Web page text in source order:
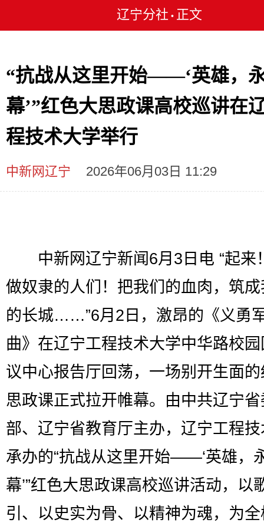
辽宁分社 • 正文
“抗战从这里开始——‘英雄，
幕’”红色大思政课高校巡讲在
程技术大学举行
中新网辽宁 2026年06月03日 11:29
中新网辽宁新闻6月3日电 “起来
做奴隶的人们！把我们的血肉，筑
的长城……”6月2日，激昂的《义勇
曲》在辽宁工程技术大学中华路校
议中心报告厅回荡，一场别开生面
思政课正式拉开帷幕。由中共辽宁
部、辽宁省教育厅主办，辽宁工程
承办的“抗战从这里开始——‘英雄，
幕’”红色大思政课高校巡讲活动，以
引、以史实为骨、以精神为魂，为